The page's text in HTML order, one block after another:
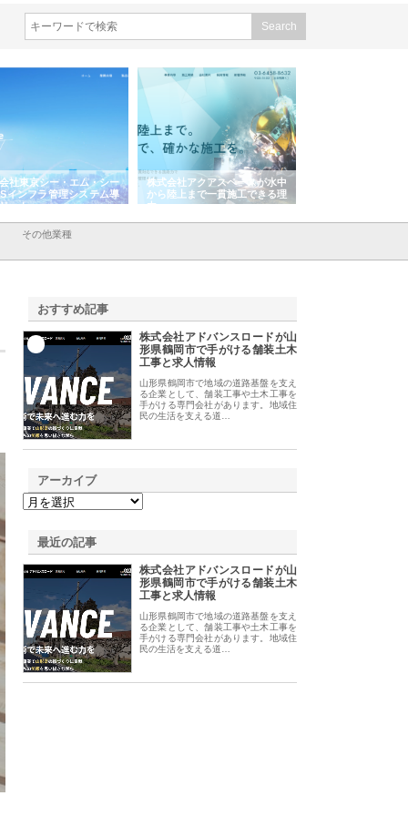
エム・シー
システム導
株式会社アクアスペースが水中
から陸上まで一貫施工できる理
由
株式会社地盤調査事務所が選ば
れ続ける理由と建設コンサルの
強み
その他業種
おすすめ記事
株式会社アドバンスロードが山
形県鶴岡市で手がける舗装土木
工事と求人情報
山形県鶴岡市で地域の道路基盤を支え
る企業として、舗装工事や土木工事を
手がける専門会社があります。地域住
民の生活を支える道…
アーカイブ
最近の記事
株式会社アドバンスロードが山
形県鶴岡市で手がける舗装土木
工事と求人情報
山形県鶴岡市で地域の道路基盤を支え
る企業として、舗装工事や土木工事を
手がける専門会社があります。地域住
民の生活を支える道…